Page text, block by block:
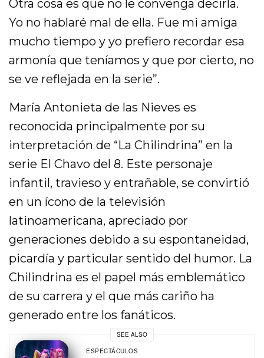
Otra cosa es que no le convenga decirla.
Yo no hablaré mal de ella. Fue mi amiga
mucho tiempo y yo prefiero recordar esa
armonía que teníamos y que por cierto, no
se ve reflejada en la serie”.
María Antonieta de las Nieves es
reconocida principalmente por su
interpretación de “La Chilindrina” en la
serie El Chavo del 8. Este personaje
infantil, travieso y entrañable, se convirtió
en un ícono de la televisión
latinoamericana, apreciado por
generaciones debido a su espontaneidad,
picardía y particular sentido del humor. La
Chilindrina es el papel más emblemático
de su carrera y el que más cariño ha
generado entre los fanáticos.
SEE ALSO
ESPECTÁCULOS